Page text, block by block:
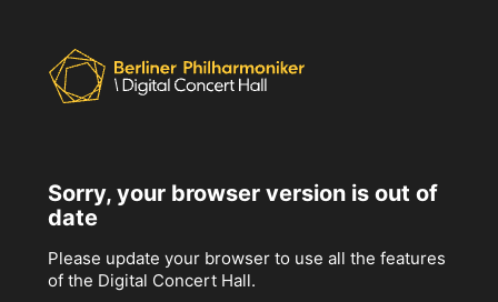
Sorry, your browser version is out of
date
Please update your browser to use all the features
of the Digital Concert Hall.